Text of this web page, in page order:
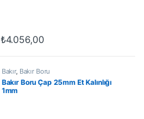
₺4.056,00
Bakır, Bakır Boru
Bakır Boru Çap 25mm Et Kalınlığı
1mm